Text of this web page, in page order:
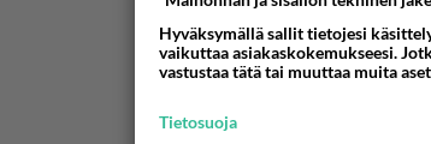
Hyväksymällä sallit tietojesi
vaikuttaa asiakaskokemukseesi.
vastustaa tätä tai muuttaa muita
Tietosuoja